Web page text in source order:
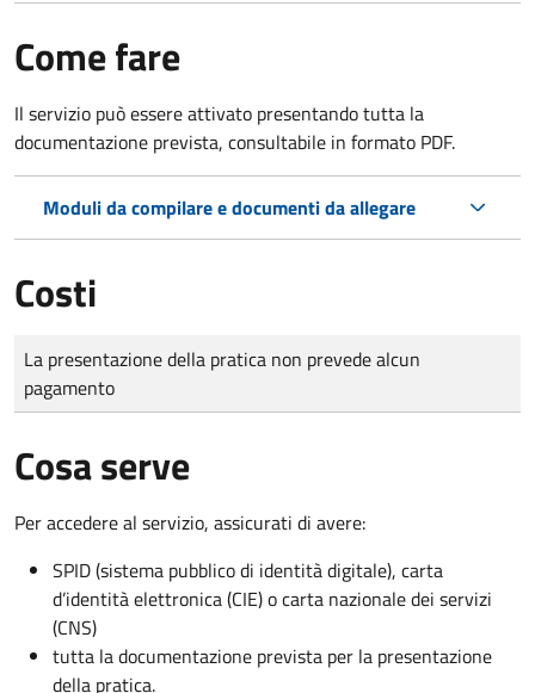
Come fare
Il servizio può essere attivato presentando tutta la
documentazione prevista, consultabile in formato PDF.
Moduli da compilare e documenti da allegare
Costi
Tipo di pagamento
Importo
La presentazione della pratica non prevede alcun
pagamento
Cosa serve
Per accedere al servizio, assicurati di avere:
SPID (sistema pubblico di identità digitale), carta
d’identità elettronica (CIE) o carta nazionale dei servizi
(CNS)
tutta la documentazione prevista per la presentazione
della pratica.